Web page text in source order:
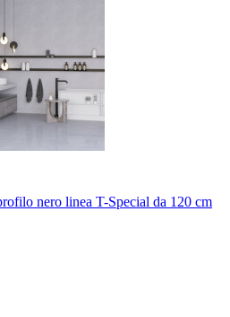
nero linea T-Special da 120 cm